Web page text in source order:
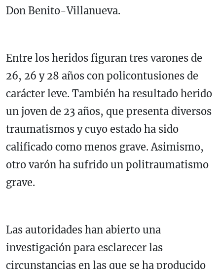
Don Benito-Villanueva.
Entre los heridos figuran tres varones de
26, 26 y 28 años con policontusiones de
carácter leve. También ha resultado herido
un joven de 23 años, que presenta diversos
traumatismos y cuyo estado ha sido
calificado como menos grave. Asimismo,
otro varón ha sufrido un politraumatismo
grave.
Las autoridades han abierto una
investigación para esclarecer las
circunstancias en las que se ha producido